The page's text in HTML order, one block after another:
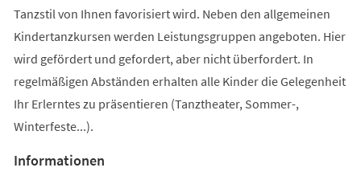
Tanzstil von Ihnen favorisiert wird. Neben den allgemeinen
Kindertanzkursen werden Leistungsgruppen angeboten. Hier
wird gefördert und gefordert, aber nicht überfordert. In
regelmäßigen Abständen erhalten alle Kinder die Gelegenheit
Ihr Erlerntes zu präsentieren (Tanztheater, Sommer-,
Winterfeste...).
Informationen